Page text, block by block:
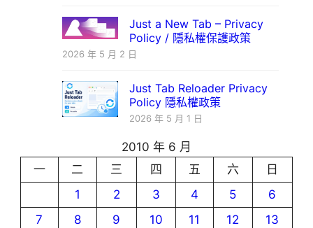
Just a New Tab – Privacy
Policy / 隱私權保護政策
2026 年 5 月 2 日
Just Tab Reloader Privacy
Policy 隱私權政策
2026 年 5 月 1 日
2010 年 6 月
一
二 三 四 五 六
日
1
2 3 4 5
6
7
8 9 10 11 12
13